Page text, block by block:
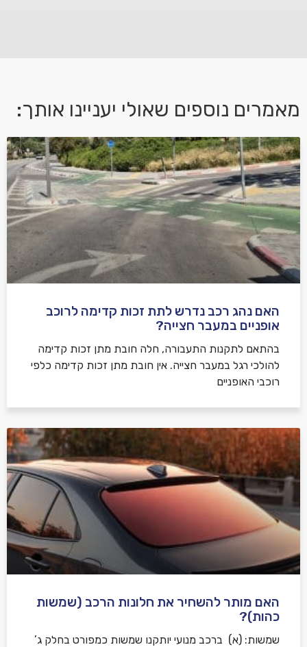
אני מאשר/ת קבלת דיוור במייל ושימוש בפרטים בהתאם
למדיניות הפרטיות
שלח משוב
מאמרים נוספים שאולי יעניינו אותך:
האם נהג רכב נדרש לתת זכות קדימה לרוכב
אופניים במעבר חצייה?
בהתאם לתקנות התעבורה, חלה חובת מתן זכות קדימה
להולכי רגל במעבר חצייה. אין חובת מתן זכות קדימה כלפי
רוכבי האופניים
האם מותר להשחיר את חלונות הרכב (שמשות
כהות)?
שמשות: (א) ברכב מנועי יותקנו שמשות כמפורט בחלק ג’